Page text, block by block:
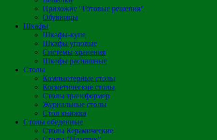
Прихожие "Готовые решения"
Обувницы
Шкафы
Шкафы-купе
Шкафы угловые
Системы хранения
Шкафы распашные
Столы
Компьютерные столы
Косметические столы
Столы трансформер
Журнальные столы
Стол книжка
Столы обеденные
Столы Керамические